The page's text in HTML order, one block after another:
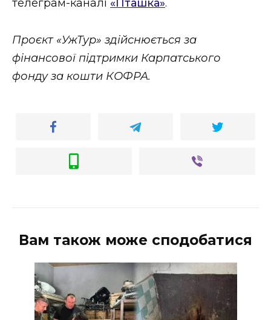
телеграм-каналі «Пташка».
Проєкт «УжТур» здійснюється за
фінансової підтримки Карпатського
фонду за кошти КОФРА.
Вам також може сподобатися